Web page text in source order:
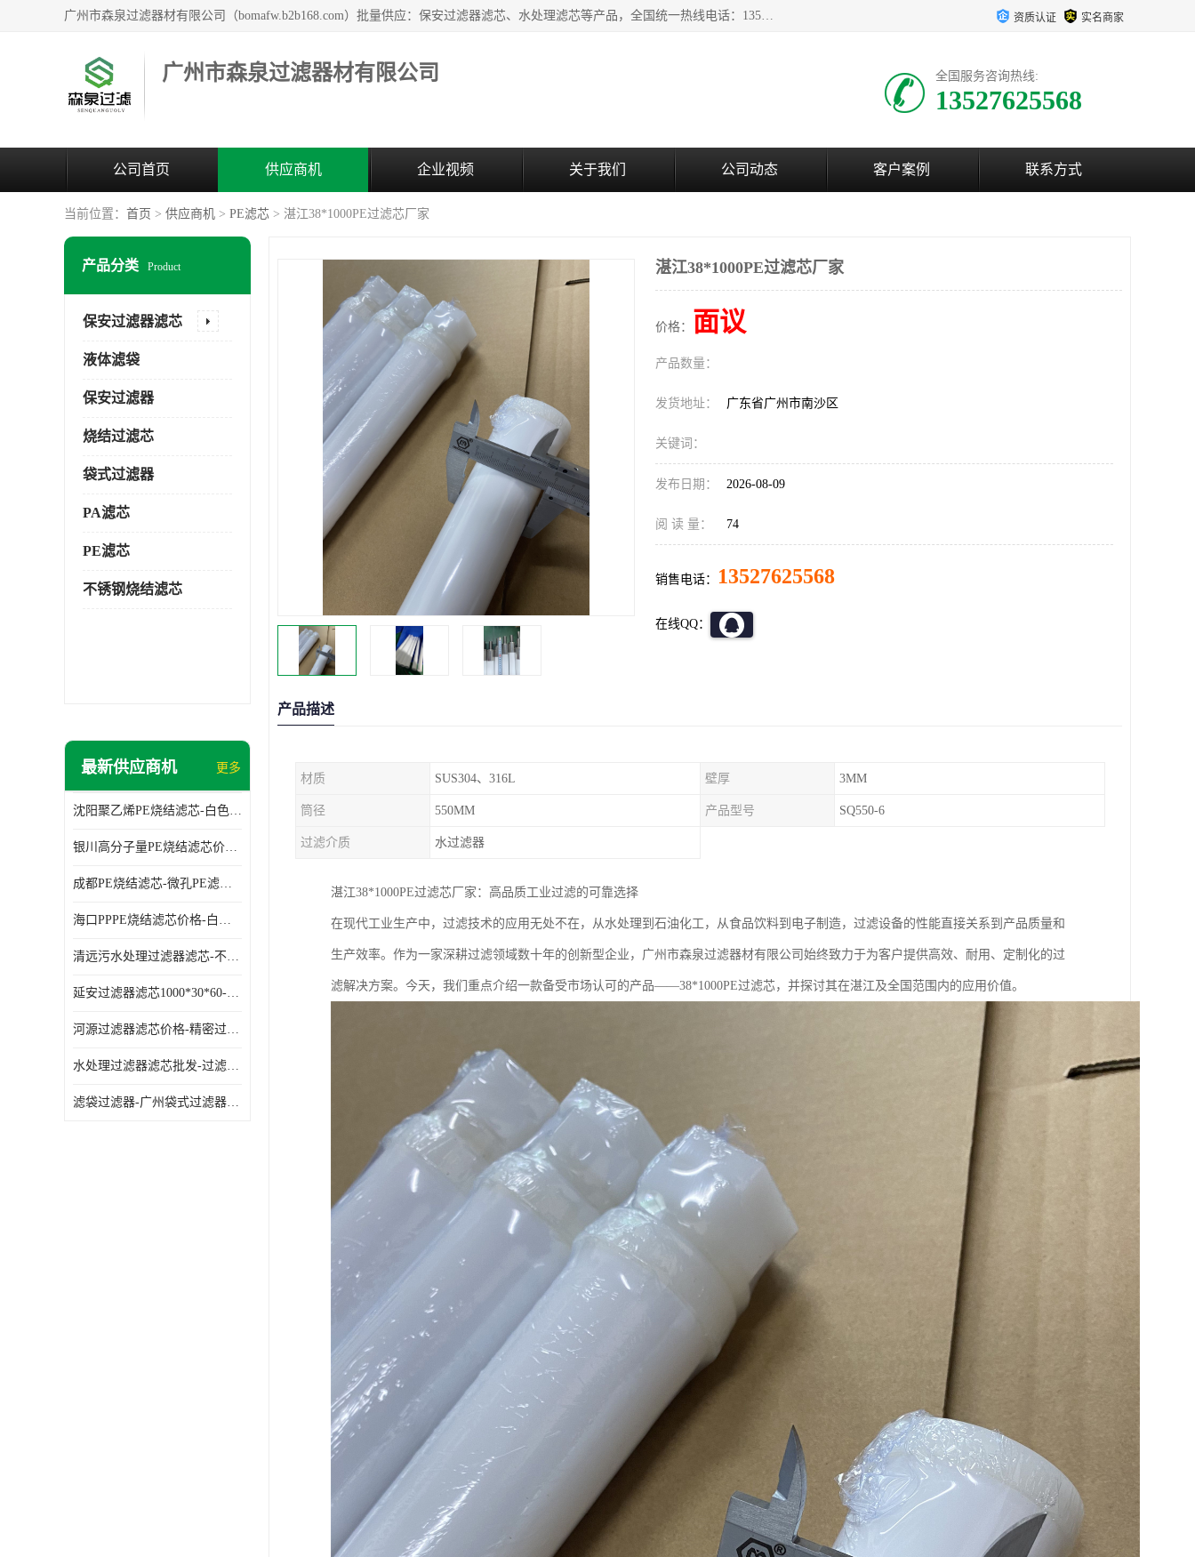
广州市森泉过滤器材有限公司（bomafw.b2b168.com）批量供应：保安过滤器滤芯、水处理滤芯等产品，全国统一热线电话：13527625568。广州市森泉过滤器材有限公司数十年专注于水处理过滤设备的工作，积累了丰富的经验，取得了行业的业绩和成果。 资质认证 实名商家
广州市森泉过滤器材有限公司 全国服务咨询热线:
13527625568
公司首页 供应商机 企业视频 关于我们 公司动态 客户案例 联系方式
当前位置： 首页 > 供应商机 > PE滤芯 > 湛江38*1000PE过滤芯厂家
产品分类 Product
保安过滤器滤芯
液体滤袋
保安过滤器
烧结过滤芯
袋式过滤器
PA滤芯
PE滤芯
不锈钢烧结滤芯
最新供应商机 更多
沈阳聚乙烯PE烧结滤芯-白色PE滤芯-使用寿命长
银川高分子量PE烧结滤芯价格-过滤器PE滤芯-高流通能力
成都PE烧结滤芯-微孔PE滤芯-拆洗方便
海口PPPE烧结滤芯价格-白色PE滤芯-各种规格定制
清远污水处理过滤器滤芯-不锈钢过滤器-欢迎来电咨询
延安过滤器滤芯1000*30*60-水过滤筒-型号齐全
河源过滤器滤芯价格-精密过滤器-大流量滤芯
水处理过滤器滤芯批发-过滤器水过滤-节能环保
滤袋过滤器-广州袋式过滤器厂家-经久耐用
湛江38*1000PE过滤芯厂家
价格： 面议
产品数量：
发货地址： 广东省广州市南沙区
关键词：
发布日期： 2026-08-09
阅 读 量： 74
销售电话： 13527625568
在线QQ：
产品描述
材质 SUS304、316L 壁厚 3MM
筒径 550MM 产品型号 SQ550-6
过滤介质 水过滤器
湛江38*1000PE过滤芯厂家：高品质工业过滤的可靠选择
在现代工业生产中，过滤技术的应用无处不在，从水处理到石油化工，从食品饮料到电子制造，过滤设备的性能直接关系到产品质量和
生产效率。作为一家深耕过滤领域数十年的创新型企业，广州市森泉过滤器材有限公司始终致力于为客户提供高效、耐用、定制化的过
滤解决方案。今天，我们重点介绍一款备受市场认可的产品——38*1000PE过滤芯，并探讨其在湛江及全国范围内的应用价值。